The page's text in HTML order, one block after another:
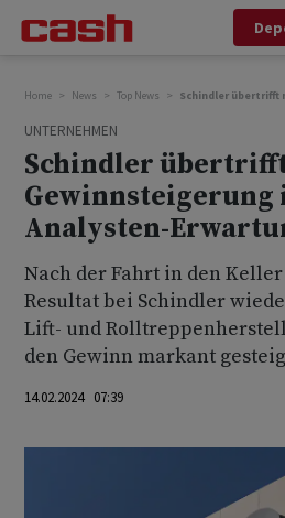
Home News Top News Schindler übertrifft
UNTERNEHMEN
Schindler
Gewinnsteigerung
Analysten-
Nach der Fahrt in den
Resultat bei Schindler
Lift- und
den Gewinn markant
14.02.2024 07:39